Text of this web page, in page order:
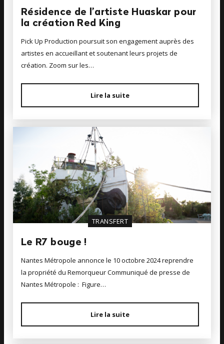
Résidence de l’artiste Huaskar pour
la création Red King
Pick Up Production poursuit son engagement auprès des
artistes en accueillant et soutenant leurs projets de
création. Zoom sur les…
Lire la suite
TRANSFERT
Le R7 bouge !
Nantes Métropole annonce le 10 octobre 2024 reprendre
la propriété du Remorqueur Communiqué de presse de
Nantes Métropole : Figure…
Lire la suite